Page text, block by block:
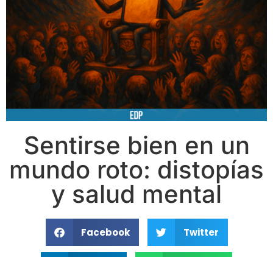
Sentirse bien en un
mundo roto: distopías
y salud mental
Facebook Twitter